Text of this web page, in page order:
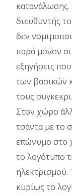
κατανάλωσης.
διευθυντής
δεν
παρά μόνον
εξηγήσεις
των βασικών
τους
Στον χώρο
τσάντα με το
επώνυμο στο
το λογότυπο
κυρίως το